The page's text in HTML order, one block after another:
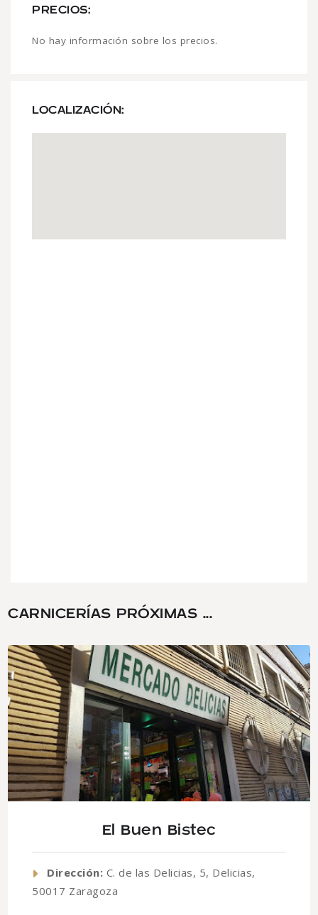
PRECIOS:
No hay información sobre los precios.
LOCALIZACIÓN:
CARNICERÍAS PRÓXIMAS ...
El Buen Bistec
Dirección: C. de las Delicias, 5, Delicias,
50017 Zaragoza